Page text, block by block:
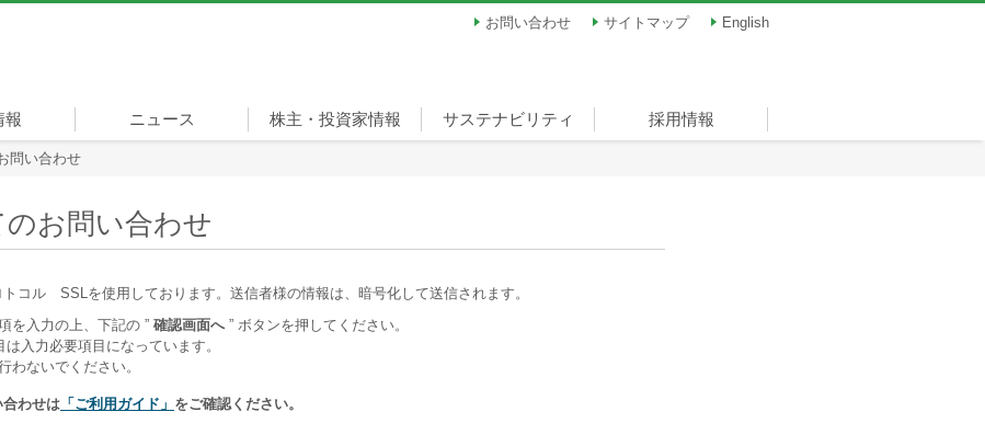
お問い合わせ サイトマップ English
報
ジ
ニュース 株主・投資家情報 サステナビリティ 採用情報
問い合わせ
お問い合わせ
コル SSLを使用しております。送信者様の情報は、暗号化して送信されます。
を入力の上、下記の ” 確認画面へ ” ボタンを押してください。
は入力必要項目になっています。
わないでください。
わせは 「ご利用ガイド」 をご確認ください。